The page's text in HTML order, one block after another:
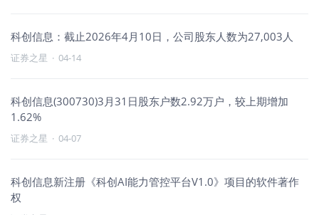
科创信息：截止2026年4月10日，公司股东人数为27,003人
证券之星 · 04-14
科创信息(300730)3月31日股东户数2.92万户，较上期增加
1.62%
证券之星 · 04-07
科创信息新注册《科创AI能力管控平台V1.0》项目的软件著作
权